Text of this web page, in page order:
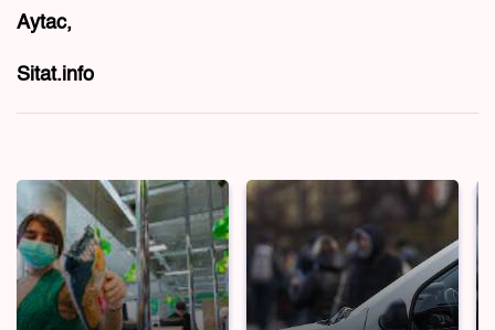
Aytac,
Sitat.info